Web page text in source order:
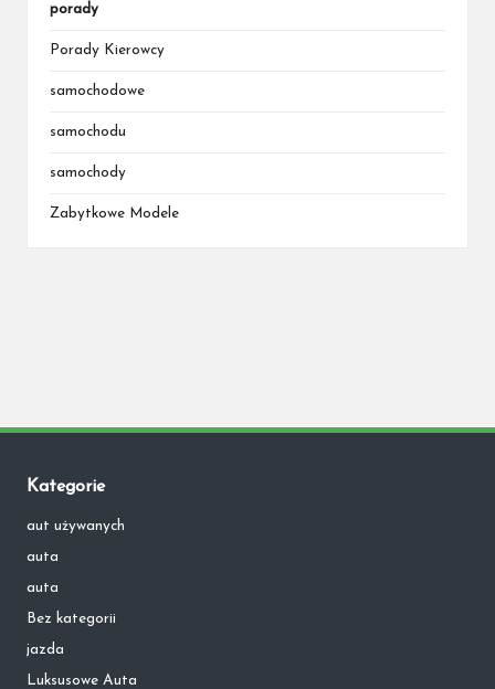
porady
Porady Kierowcy
samochodowe
samochodu
samochody
Zabytkowe Modele
Kategorie
aut używanych
auta
auta
Bez kategorii
jazda
Luksusowe Auta